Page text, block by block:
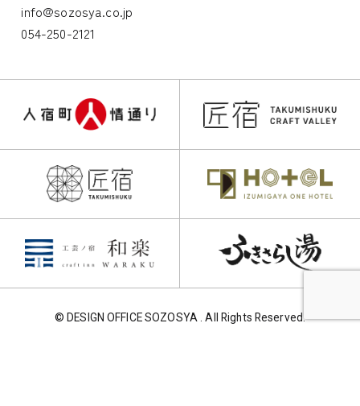
info@sozosya.co.jp
054-250-2121
© DESIGN OFFICE SOZOSYA . All Rights Reserved.